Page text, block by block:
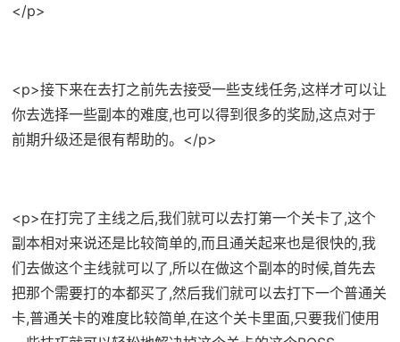
</p>
<p>接下来在去打之前先去接受一些支线任务,这样才可以让
你去选择一些副本的难度,也可以得到很多的奖励,这点对于
前期升级还是很有帮助的。</p>
<p>在打完了主线之后,我们就可以去打第一个关卡了,这个
副本相对来说还是比较简单的,而且通关起来也是很快的,我
们去做这个主线就可以了,所以在做这个副本的时候,首先去
把那个需要打的本都买了,然后我们就可以去打下一个普通关
卡,普通关卡的难度比较简单,在这个关卡里面,只要我们使用